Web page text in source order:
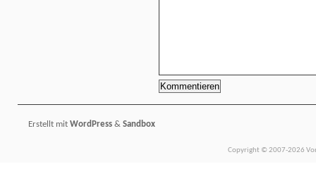
Erstellt mit WordPress & Sandbox
Copyright © 2007-2026